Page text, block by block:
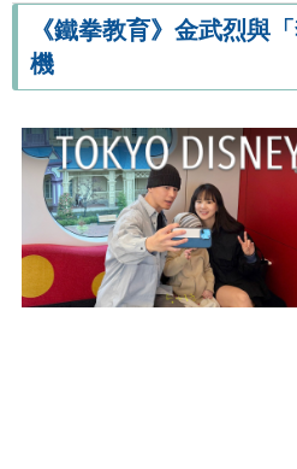
《鐵拳教育》金武烈與
機